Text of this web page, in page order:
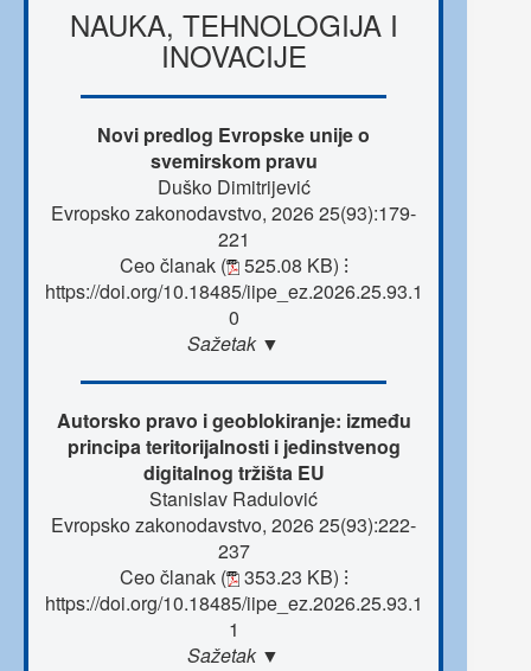
NAUKA, TEHNOLOGIJA I
INOVACIJE
Novi predlog Evropske unije o
svemirskom pravu
Duško Dimitrijević
Evropsko zakonodavstvo, 2026 25(93):179-
221
Ceo članak ( 525.08 KB) ⁝
https://doi.org/10.18485/iipe_ez.2026.25.93.1
0
Sažetak ▼
Autorsko pravo i geoblokiranje: između
principa teritorijalnosti i jedinstvenog
digitalnog tržišta EU
Stanislav Radulović
Evropsko zakonodavstvo, 2026 25(93):222-
237
Ceo članak ( 353.23 KB) ⁝
https://doi.org/10.18485/iipe_ez.2026.25.93.1
1
Sažetak ▼